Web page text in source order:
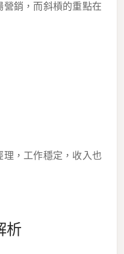
銷，而斜槓的重點在
，工作穩定，收入也
析